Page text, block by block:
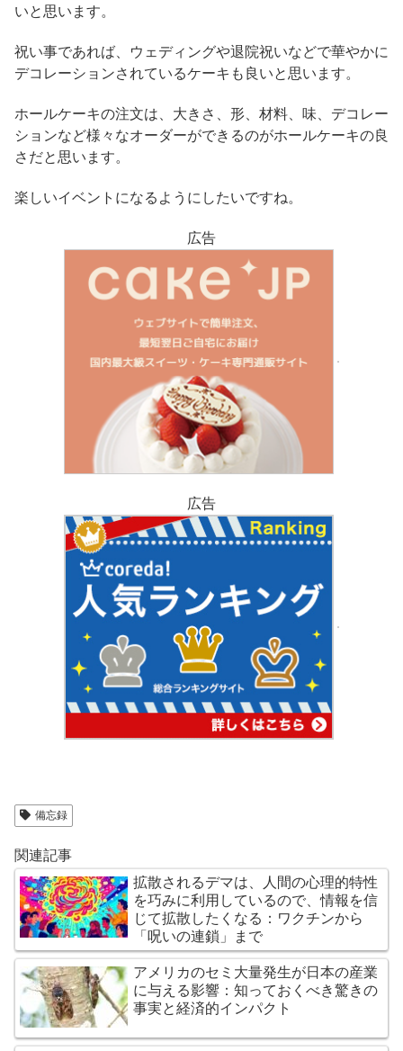
いと思います。
祝い事であれば、ウェディングや退院祝いなどで華やかに
デコレーションされているケーキも良いと思います。
ホールケーキの注文は、大きさ、形、材料、味、デコレー
ションなど様々なオーダーができるのがホールケーキの良
さだと思います。
楽しいイベントになるようにしたいですね。
広告
広告
備忘録
関連記事
拡散されるデマは、人間の心理的特性
を巧みに利用しているので、情報を信
じて拡散したくなる：ワクチンから
「呪いの連鎖」まで
アメリカのセミ大量発生が日本の産業
に与える影響：知っておくべき驚きの
事実と経済的インパクト